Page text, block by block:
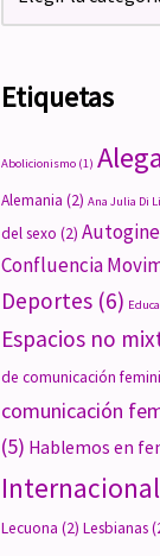
Etiquetas
Abolicionismo (1)
Alemania (2) Ana Julia Di
del sexo (2)
Confluencia
Deportes (6)
Espacios no
de comunicación
comunicación
(5) Hablemos en
Internacional
Lecuona (2) Lesbianas